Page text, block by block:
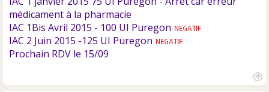
médicament à la pharmacie
IAC 1Bis Avril 2015 - 100 UI Puregon
IAC 2 Juin 2015 -125 UI Puregon
Prochain RDV le 15/09